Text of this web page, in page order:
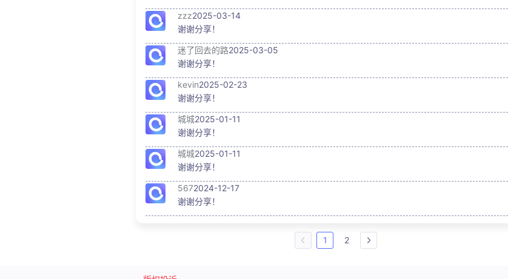
zzz2025-03-14
谢谢分享！
迷了回去的路2025-03-05
谢谢分享！
kevin2025-02-23
谢谢分享！
城城2025-01-11
谢谢分享！
城城2025-01-11
谢谢分享！
5672024-12-17
谢谢分享！
1 2